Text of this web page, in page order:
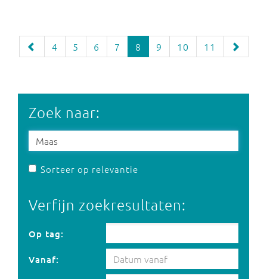
4 5 6 7 8 9 10 11
Zoek naar:
Sorteer op relevantie
Verfijn zoekresultaten:
Op tag:
Vanaf: